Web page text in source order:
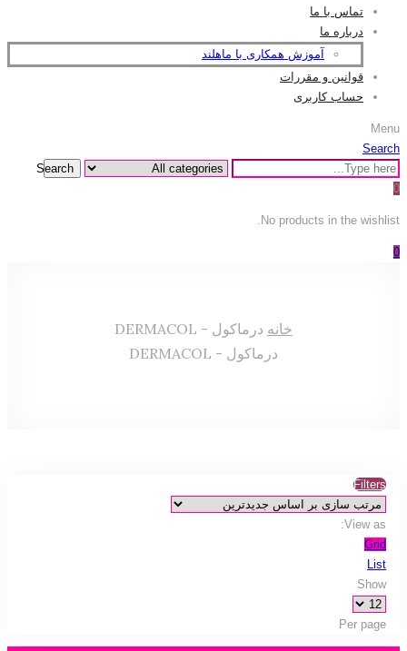
تماس با ما
درباره ما
آموزش همکاری با ماهلند
قوانین و مقررات
حساب کاربری
Menu
Search
Search
0
No products in the wishlist.
0
خانه درماکول - DERMACOL
درماکول - DERMACOL
Filters
View as:
Grid
List
Show
Per page